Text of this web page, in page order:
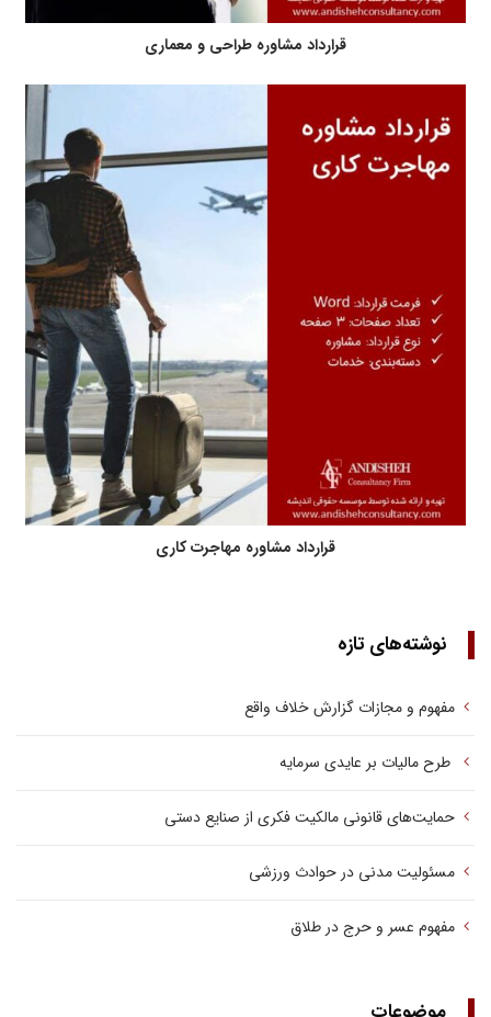
قرارداد مشاوره طراحی و معماری
قرارداد مشاوره مهاجرت کاری
نوشته‌های تازه
مفهوم و مجازات گزارش خلاف واقع
طرح مالیات بر عایدی سرمایه
حمایت‌های قانونی مالکیت فکری از صنایع دستی
مسئولیت مدنی در حوادث ورزشی
مفهوم عسر و حرج در طلاق